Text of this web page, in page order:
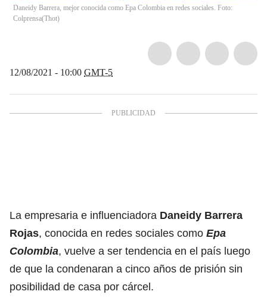
Daneidy Barrera, mejor conocida como Epa Colombia en redes sociales. Foto:
Colprensa(Thot)
12/08/2021 - 10:00 GMT-5
La empresaria e influenciadora Daneidy Barrera
Rojas, conocida en redes sociales como Epa
Colombia, vuelve a ser tendencia en el país luego
de que la condenaran a cinco años de prisión sin
posibilidad de casa por cárcel.